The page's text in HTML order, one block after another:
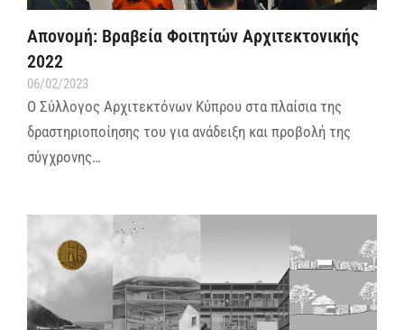
Απονομή: Βραβεία Φοιτητών Αρχιτεκτονικής
2022
06/02/2023
Ο Σύλλογος Αρχιτεκτόνων Κύπρου στα πλαίσια της
δραστηριοποίησης του για ανάδειξη και προβολή της
σύγχρονης…